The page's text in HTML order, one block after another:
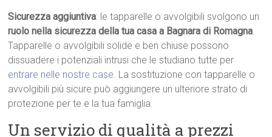
Sicurezza aggiuntiva: le tapparelle o avvolgibili svolgono un
ruolo nella sicurezza della tua casa a Bagnara di Romagna.
Tapparelle o avvolgibili solide e ben chiuse possono
dissuadere i potenziali intrusi che le studiano tutte per
entrare nelle nostre case. La sostituzione con tapparelle o
avvolgibili più sicure può aggiungere un ulteriore strato di
protezione per te e la tua famiglia.
Un servizio di qualità a prezzi